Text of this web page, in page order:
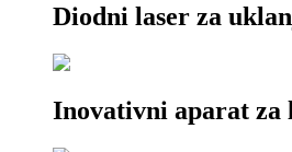
Diodni laser za
Inovativni aparat za